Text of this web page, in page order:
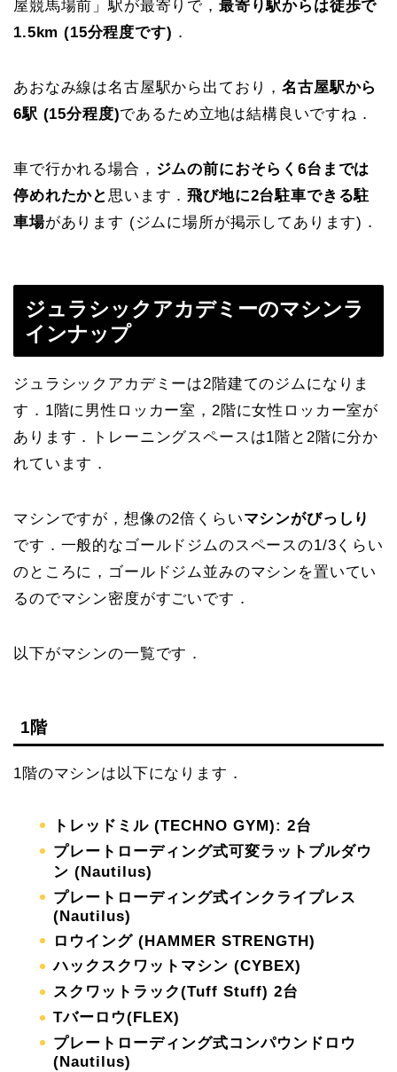
屋競馬場前」駅が最寄りで， 最寄り駅からは徒歩で
1.5km (15分程度です) ．
あおなみ線は名古屋駅から出ており，名古屋駅から
6駅 (15分程度)であるため立地は結構良いですね．
車で行かれる場合， ジムの前におそらく6台までは
停めれたかと思います．飛び地に2台駐車できる駐
車場があります (ジムに場所が掲示してあります)．
ジュラシックアカデミーのマシンラ
インナップ
ジュラシックアカデミーは2階建てのジムになりま
す．1階に男性ロッカー室，2階に女性ロッカー室が
あります．トレーニングスペースは1階と2階に分か
れています．
マシンですが，想像の2倍くらいマシンがびっしり
です．一般的なゴールドジムのスペースの1/3くらい
のところに，ゴールドジム並みのマシンを置いてい
るのでマシン密度がすごいです．
以下がマシンの一覧です．
1階
1階のマシンは以下になります．
トレッドミル (TECHNO GYM): 2台
プレートローディング式可変ラットプルダウ
ン (Nautilus)
プレートローディング式インクライプレス
(Nautilus)
ロウイング (HAMMER STRENGTH)
ハックスクワットマシン (CYBEX)
スクワットラック(Tuff Stuff) 2台
Tバーロウ(FLEX)
プレートローディング式コンパウンドロウ
(Nautilus)